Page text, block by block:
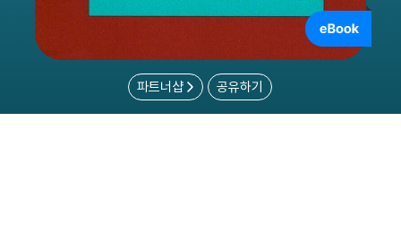
파트너샵 공유하기